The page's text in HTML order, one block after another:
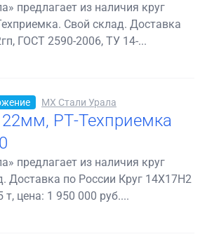
предлагает из наличия круг
Свой склад. Доставка
ГОСТ 2590-2006, ТУ 14-...
МХ Стали Урала
РТ-Техприемка
предлагает из наличия круг
Доставка по России Круг 14Х17Н2
цена: 1 950 000 руб....